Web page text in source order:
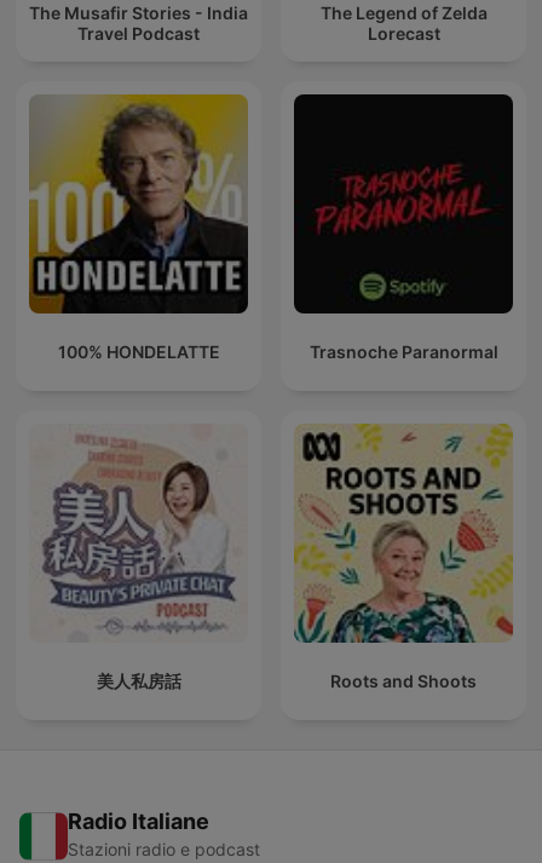
The Musafir Stories - India
Travel Podcast
The Legend of Zelda
Lorecast
100% HONDELATTE Trasnoche Paranormal
美人私房話 Roots and Shoots
Radio Italiane
Stazioni radio e podcast